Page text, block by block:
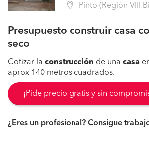
Pinto (Región VIII Biobío -
Presupuesto construir casa
seco
Cotizar la construcción de una casa
aprox 140 metros cuadrados.
¡Pide precio gratis y sin
¿Eres un profesional? Consigue